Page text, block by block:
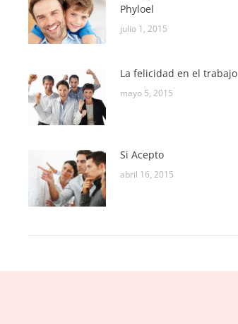
Phyloel
julio 1, 2015
La felicidad en el trabajo
mayo 5, 2015
Si Acepto
abril 16, 2015